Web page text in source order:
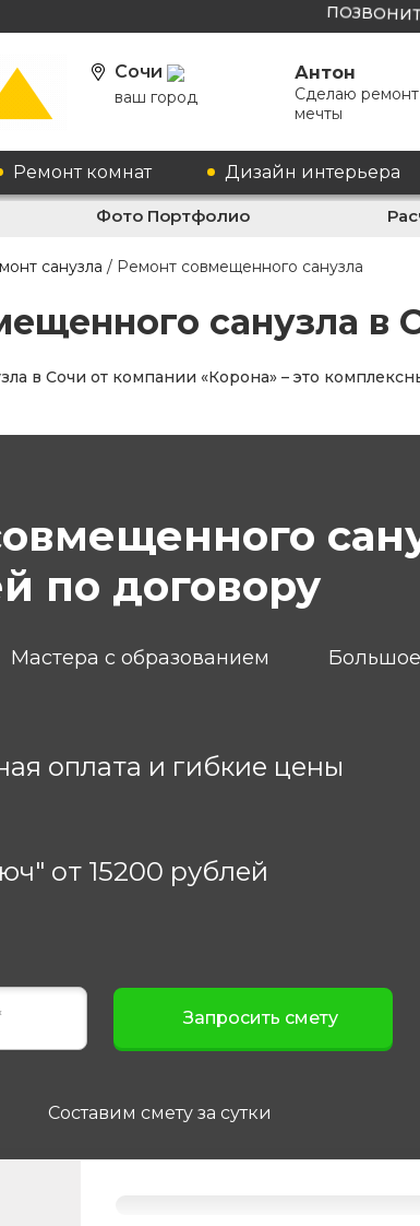
Сочи
ваш город
Антон
Сделаю ремонт
мечты
Ремонт комнат Дизайн интерьера
Фото Портфолио
санузла / Ремонт совмещенного санузла
санузла в
в Сочи от компании «Корона» – это
по договору
Мастера с образованием
оплата и гибкие цены
от 15200 рублей
Составим смету за сутки